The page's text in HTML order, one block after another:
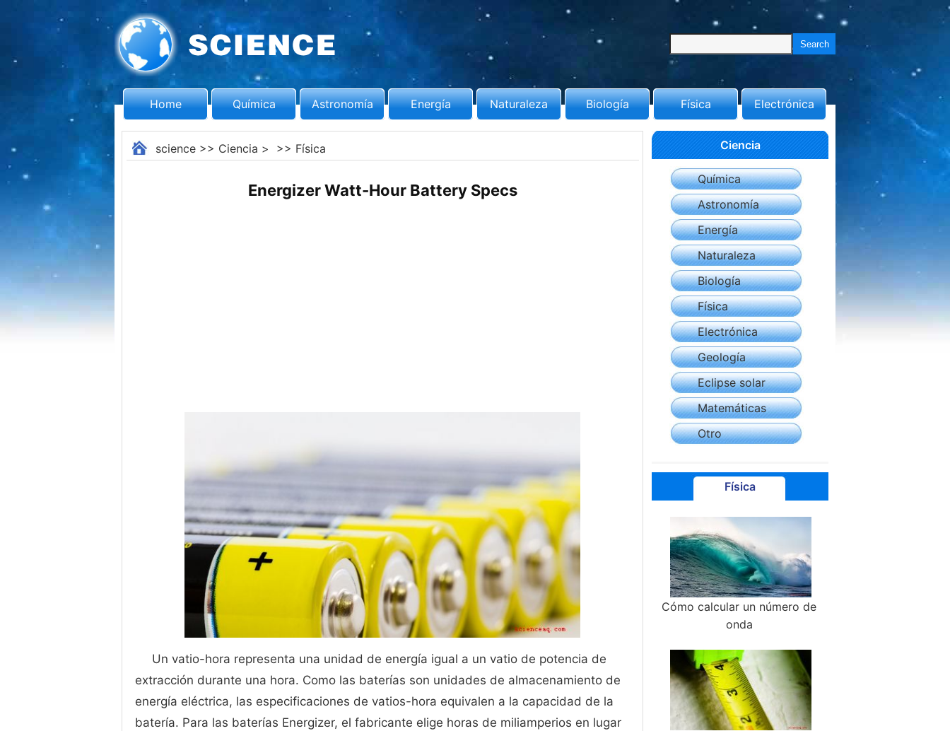
Home Química Astronomía Energía Naturaleza Biología Física Electrónica
science>> Ciencia > >> Física
Energizer Watt-Hour Battery Specs
Un vatio-hora representa una unidad de energía igual a un vatio de potencia de
extracción durante una hora. Como las baterías son unidades de almacenamiento de
energía eléctrica, las especificaciones de vatios-hora equivalen a la capacidad de la
batería. Para las baterías Energizer, el fabricante elige horas de miliamperios en lugar
Ciencia
Química
Astronomía
Energía
Naturaleza
Biología
Física
Electrónica
Geología
Eclipse solar
Matemáticas
Otro
Física
Cómo calcular un número de
onda